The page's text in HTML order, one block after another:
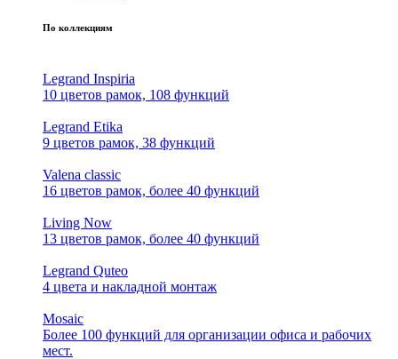
По коллекциям
Legrand Inspiria
10 цветов рамок, 108 функций
Legrand Etika
9 цветов рамок, 38 функций
Valena classic
16 цветов рамок, более 40 функций
Living Now
13 цветов рамок, более 40 функций
Legrand Quteo
4 цвета и накладной монтаж
Mosaic
Более 100 функций для организации офиса и рабочих
мест.